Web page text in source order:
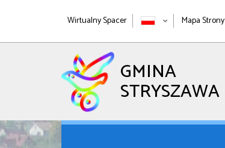
Wirtualny Spacer Mapa Strony
GMINA
STRYSZAWA